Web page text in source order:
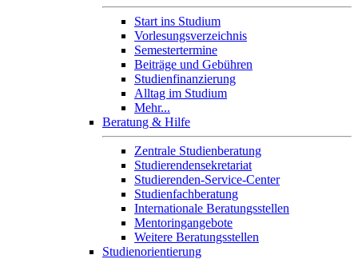
Start ins Studium
Vorlesungsverzeichnis
Semestertermine
Beiträge und Gebühren
Studienfinanzierung
Alltag im Studium
Mehr...
Beratung & Hilfe
Zentrale Studienberatung
Studierendensekretariat
Studierenden-Service-Center
Studienfachberatung
Internationale Beratungsstellen
Mentoringangebote
Weitere Beratungsstellen
Studienorientierung